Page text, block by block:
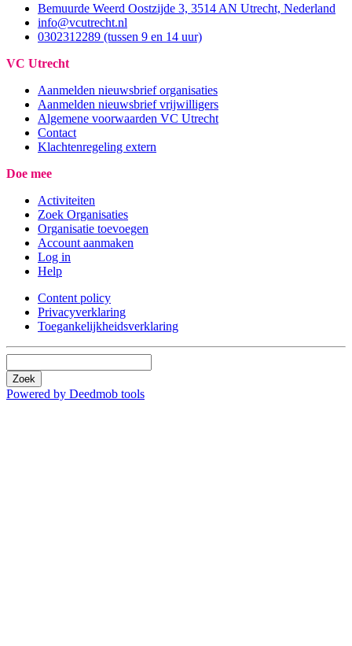
Bemuurde Weerd Oostzijde 3, 3514 AN Utrecht, Nederland
info@vcutrecht.nl
0302312289 (tussen 9 en 14 uur)
VC Utrecht
Aanmelden nieuwsbrief organisaties
Aanmelden nieuwsbrief vrijwilligers
Algemene voorwaarden VC Utrecht
Contact
Klachtenregeling extern
Doe mee
Activiteiten
Zoek Organisaties
Organisatie toevoegen
Account aanmaken
Log in
Help
Content policy
Privacyverklaring
Toegankelijkheidsverklaring
Zoek
Powered by Deedmob tools